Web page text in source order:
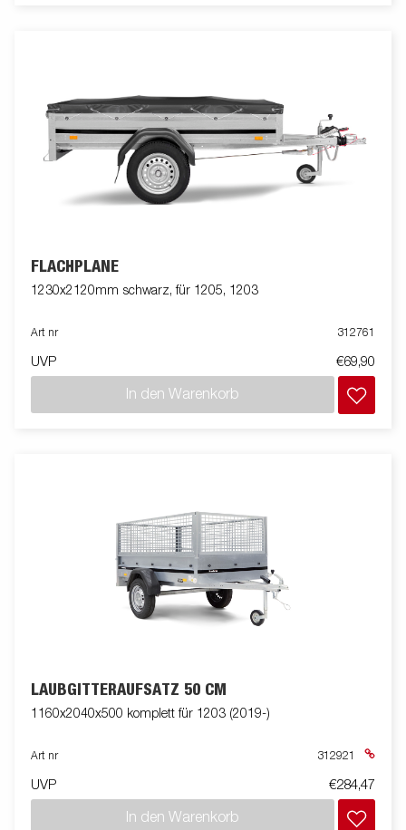
FLACHPLANE
1230x2120mm schwarz, für 1205, 1203
Art nr 312761
UVP €69,90
In den Warenkorb
LAUBGITTERAUFSATZ 50 CM
1160x2040x500 komplett für 1203 (2019-)
Art nr 312921
UVP €284,47
In den Warenkorb